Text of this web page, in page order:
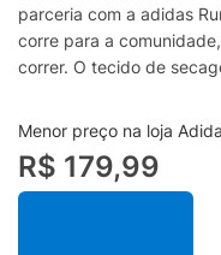
parceria com a adidas
corre para a
correr. O tecido de
a tecnologia Climacool
refrescado, mesmo
modelagem padrão e o
facilidade de movimento.
esta camiseta adidas
Menor preço na loja
R$ 179,99